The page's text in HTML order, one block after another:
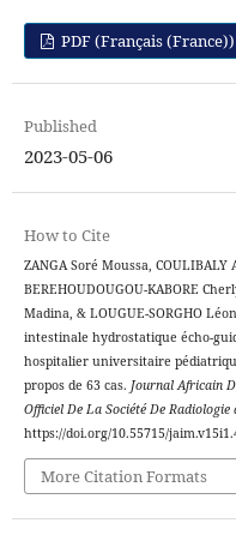
PDF (Français (France))
Published
2023-05-06
How to Cite
ZANGA Soré Moussa,
BEREHOUDOUGOU-KABORE
Madina, & LOUGUE-SORGHO
intestinale hydrostatique écho-
hospitalier universitaire
propos de 63 cas. Journal Africain
Officiel De La Société De
https://doi.org/10.55715/
More Citation Formats